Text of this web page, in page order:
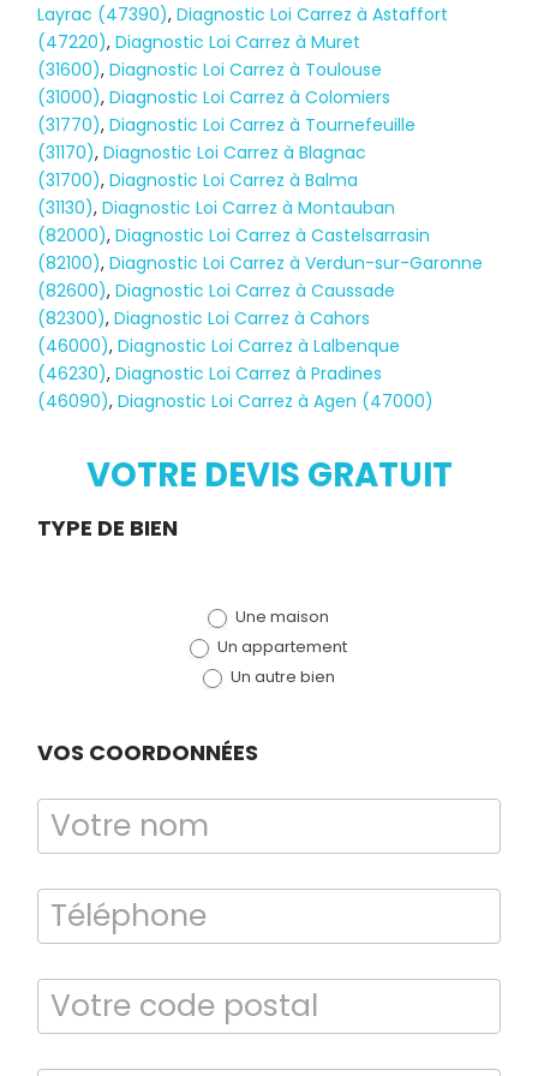
Diagnostic
TERMITES
Bilan énergétique
DPE
Layrac (47390),Diagnostic Loi Carrez à Astaffort
(47220),Diagnostic Loi Carrez à Muret
(31600),Diagnostic Loi Carrez à Toulouse
(31000),Diagnostic Loi Carrez à Colomiers
(31770),Diagnostic Loi Carrez à Tournefeuille
(31170),Diagnostic Loi Carrez à Blagnac
(31700),Diagnostic Loi Carrez à Balma
(31130),Diagnostic Loi Carrez à Montauban
(82000),Diagnostic Loi Carrez à Castelsarrasin
(82100),Diagnostic Loi Carrez à Verdun-sur-Garonne
(82600),Diagnostic Loi Carrez à Caussade
(82300),Diagnostic Loi Carrez à Cahors
(46000),Diagnostic Loi Carrez à Lalbenque
(46230),Diagnostic Loi Carrez à Pradines
(46090),Diagnostic Loi Carrez à Agen (47000)
VOTRE DEVIS GRATUIT
Demande
TYPE DE BIEN
Une maison
Un appartement
Un autre bien
VOS COORDONNÉES